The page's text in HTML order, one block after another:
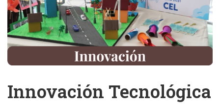
Innovación Tecnológica